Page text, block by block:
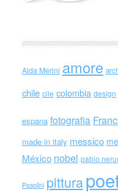
Alda Merini amore
chile cile colombia design
espana fotografia
made in italy messico
México nobel pablo
Pasolini pittura